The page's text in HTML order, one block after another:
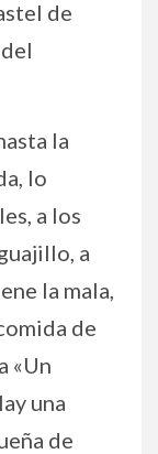
de
la
lo
a los
a
la mala,
de
«Un
una
de